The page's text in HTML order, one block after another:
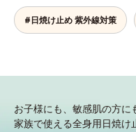
#日焼け止め 紫外線対策
お子様にも、敏感肌の方に
家族で使える全身用日焼け